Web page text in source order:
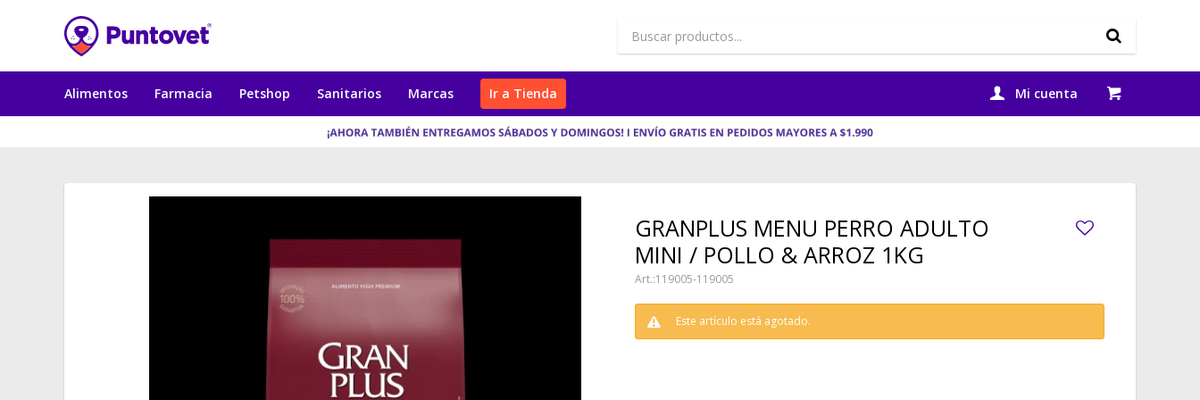
Alimentos Farmacia Petshop Sanitarios Marcas Ir a Tienda
GRANPLUS MENU PERRO ADULTO
MINI / POLLO & ARROZ 1KG
119005-119005
Este artículo está agotado.